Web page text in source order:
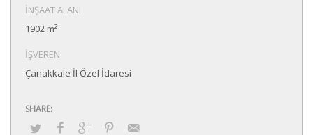
İNŞAAT ALANI
1902 m²
İŞVEREN
Çanakkale İl Özel İdaresi